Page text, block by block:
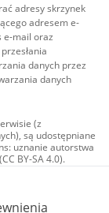
adresy skrzynek
adresem e-
e-mail oraz
danych przez
danych
(z
są udostępniane
uznanie autorstwa
BY-SA 4.0).
materiały
licencji typu
użycie
4.0 (CC BY-